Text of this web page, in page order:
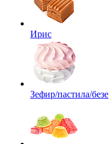
Ирис
Зефир/пастила/безе